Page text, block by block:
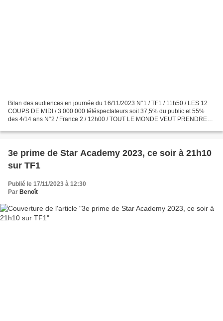
Bilan des audiences en journée du 16/11/2023 N°1 / TF1 / 11h50 / LES 12
COUPS DE MIDI / 3 000 000 téléspectateurs soit 37,5% du public et 55%
des 4/14 ans N°2 / France 2 / 12h00 / TOUT LE MONDE VEUT PRENDRE
3e prime de Star Academy 2023, ce soir à 21h10
sur TF1
Publié le 17/11/2023 à 12:30
Par Benoît